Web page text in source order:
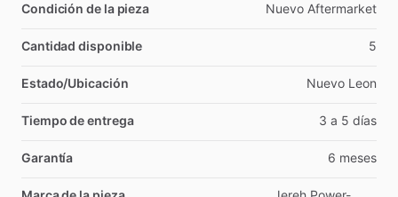
Condición de la pieza Nuevo Aftermarket
Cantidad disponible 5
Estado/Ubicación Nuevo Leon
Tiempo de entrega 3 a 5 días
Garantía 6 meses